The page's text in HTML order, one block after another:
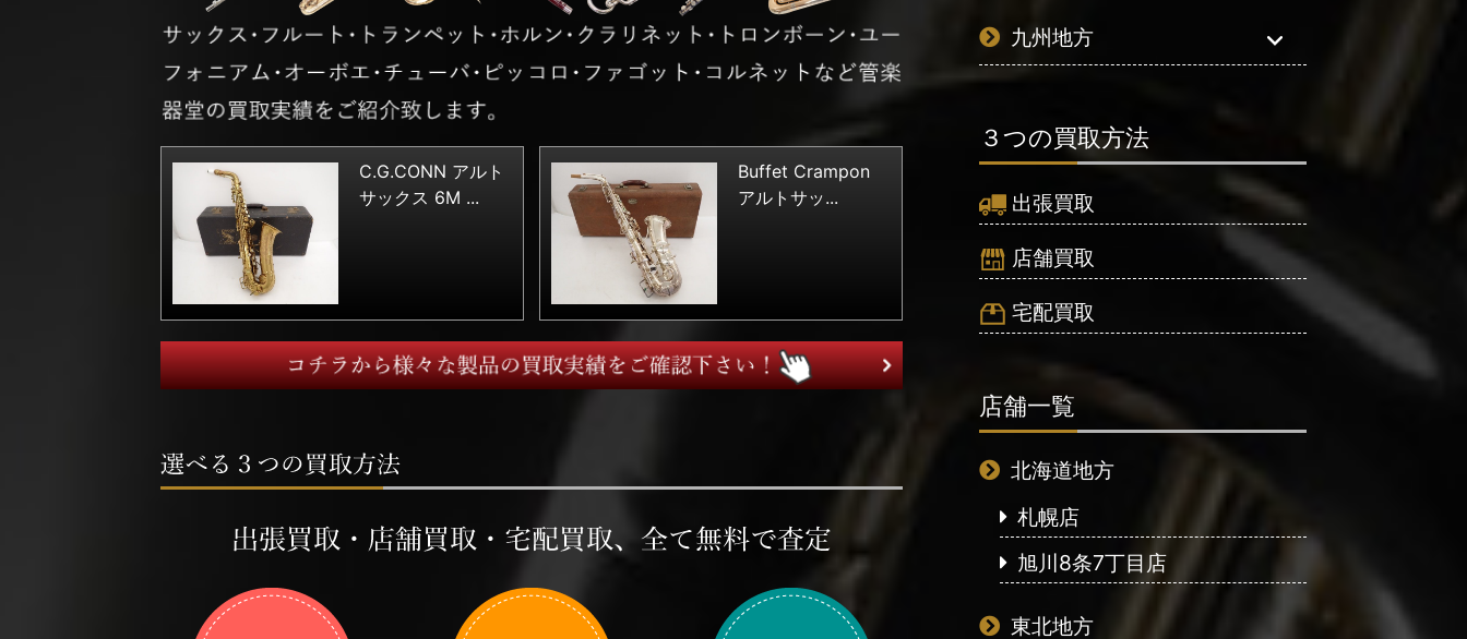
C.G.CONN アルト
サックス 6M ...
Buffet Crampon
アルトサッ...
九州地方
３つの買取方法
出張買取
店舗買取
宅配買取
店舗一覧
北海道地方
札幌店
旭川8条7丁目店
東北地方